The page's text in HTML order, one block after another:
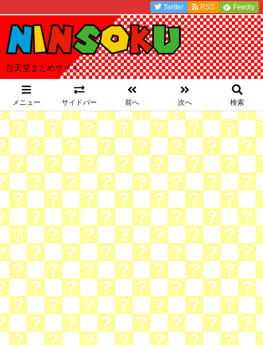
任天堂まとめサイト
メニュー サイドバー 前へ 次へ 検索
Twitter RSS Feedly